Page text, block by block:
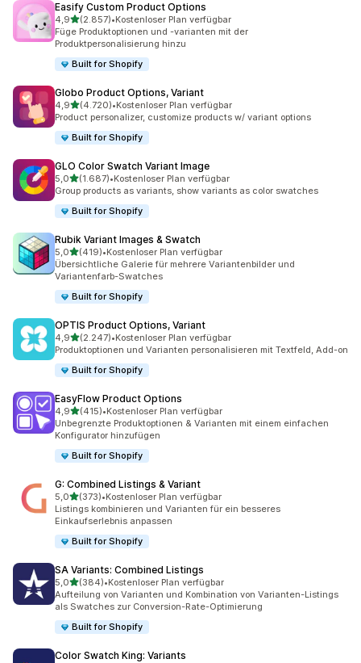
Easify Custom Product Options
4,9von 5 Sternen
(2.857)
2857 Rezensionen insgesamt
•Kostenloser Plan verfügbar
Füge Produktoptionen und -varianten mit der
Produktpersonalisierung hinzu
Built for Shopify
Globo Product Options, Variant
4,9von 5 Sternen
(4.720)
4720 Rezensionen insgesamt
•Kostenloser Plan verfügbar
Product personalizer, customize products w/ variant options
Built for Shopify
GLO Color Swatch Variant Image
5,0von 5 Sternen
(1.687)
1687 Rezensionen insgesamt
•Kostenloser Plan verfügbar
Group products as variants, show variants as color swatches
Built for Shopify
Rubik Variant Images & Swatch
5,0von 5 Sternen
(419)
419 Rezensionen insgesamt
•Kostenloser Plan verfügbar
Übersichtliche Galerie für mehrere Variantenbilder und
Variantenfarb-Swatches
Built for Shopify
OPTIS Product Options, Variant
4,9von 5 Sternen
(2.247)
2247 Rezensionen insgesamt
•Kostenloser Plan verfügbar
Produktoptionen und Varianten personalisieren mit Textfeld, Add-on
Built for Shopify
EasyFlow Product Options
4,9von 5 Sternen
(415)
415 Rezensionen insgesamt
•Kostenloser Plan verfügbar
Unbegrenzte Produktoptionen & Varianten mit einem einfachen
Konfigurator hinzufügen
Built for Shopify
G: Combined Listings & Variant
5,0von 5 Sternen
(373)
373 Rezensionen insgesamt
•Kostenloser Plan verfügbar
Listings kombinieren und Varianten für ein besseres
Einkaufserlebnis anpassen
Built for Shopify
SA Variants: Combined Listings
5,0von 5 Sternen
(384)
384 Rezensionen insgesamt
•Kostenloser Plan verfügbar
Aufteilung von Varianten und Kombination von Varianten-Listings
als Swatches zur Conversion-Rate-Optimierung
Built for Shopify
Color Swatch King: Variants